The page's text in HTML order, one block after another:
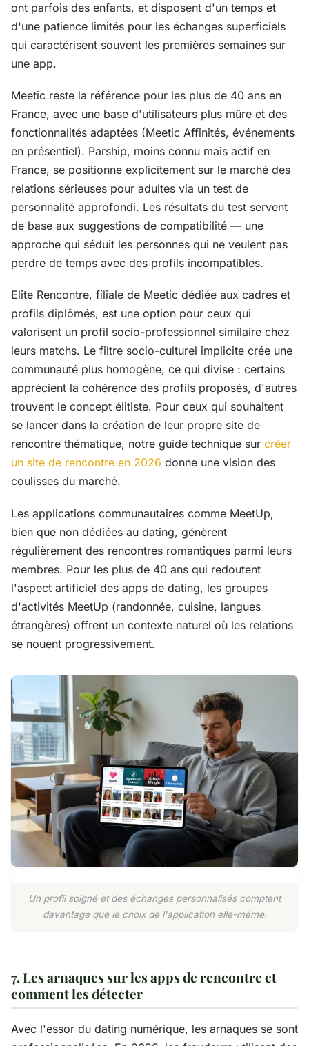
ont parfois des enfants, et disposent d'un temps et
d'une patience limités pour les échanges superficiels
qui caractérisent souvent les premières semaines sur
une app.
Meetic reste la référence pour les plus de 40 ans en
France, avec une base d'utilisateurs plus mûre et des
fonctionnalités adaptées (Meetic Affinités, événements
en présentiel). Parship, moins connu mais actif en
France, se positionne explicitement sur le marché des
relations sérieuses pour adultes via un test de
personnalité approfondi. Les résultats du test servent
de base aux suggestions de compatibilité — une
approche qui séduit les personnes qui ne veulent pas
perdre de temps avec des profils incompatibles.
Elite Rencontre, filiale de Meetic dédiée aux cadres et
profils diplômés, est une option pour ceux qui
valorisent un profil socio-professionnel similaire chez
leurs matchs. Le filtre socio-culturel implicite crée une
communauté plus homogène, ce qui divise : certains
apprécient la cohérence des profils proposés, d'autres
trouvent le concept élitiste. Pour ceux qui souhaitent
se lancer dans la création de leur propre site de
rencontre thématique, notre guide technique sur créer
un site de rencontre en 2026 donne une vision des
coulisses du marché.
Les applications communautaires comme MeetUp,
bien que non dédiées au dating, génèrent
régulièrement des rencontres romantiques parmi leurs
membres. Pour les plus de 40 ans qui redoutent
l'aspect artificiel des apps de dating, les groupes
d'activités MeetUp (randonnée, cuisine, langues
étrangères) offrent un contexte naturel où les relations
se nouent progressivement.
Un profil soigné et des échanges personnalisés comptent
davantage que le choix de l'application elle-même.
7. Les arnaques sur les apps de rencontre et
comment les détecter
Avec l'essor du dating numérique, les arnaques se sont